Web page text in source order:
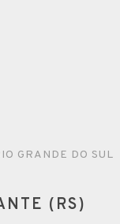
GRANDE DO SUL
(RS)